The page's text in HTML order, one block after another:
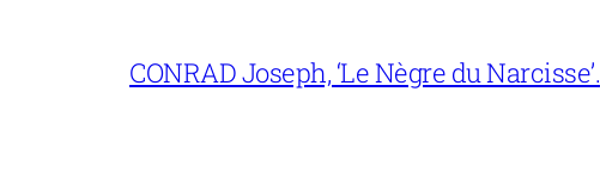
CONRAD Joseph, ‘Le Nègre du Narcisse’.